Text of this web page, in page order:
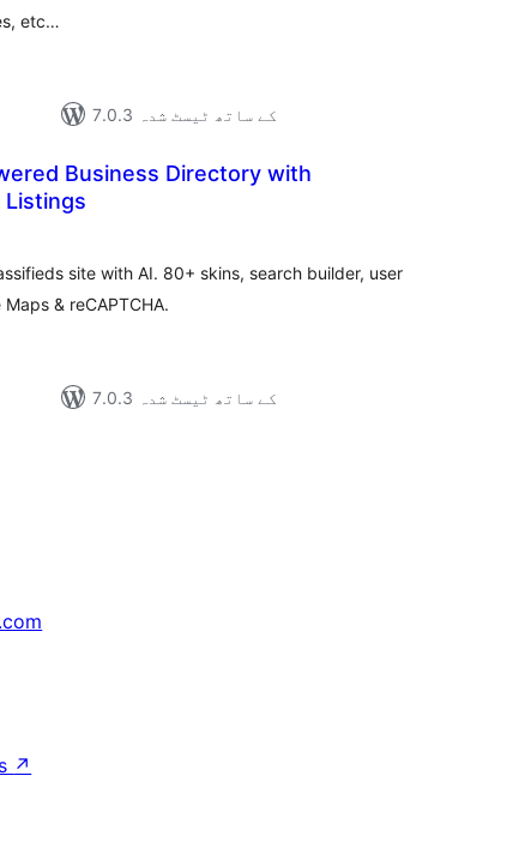
etc…
7.0.3 کے ساتھ ٹیسٹ شدہ
Business Directory with
Listings
site with AI. 80+ skins, search builder, user
& reCAPTCHA.
7.0.3 کے ساتھ ٹیسٹ شدہ
↗